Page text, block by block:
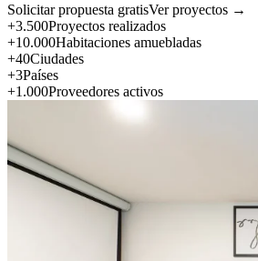
Solicitar propuesta gratisVer proyectos →
+3.500Proyectos realizados
+10.000Habitaciones amuebladas
+40Ciudades
+3Países
+1.000Proveedores activos